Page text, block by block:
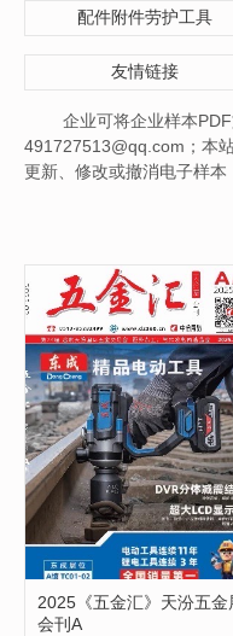
配件附件劳护工具
友情链接
企业可将企业样本PDF
491727513@qq.com；本
更新、修改或撤消电子样本
2025《五金汇》天汾五金
会刊A